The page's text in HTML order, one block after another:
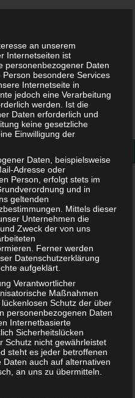
Facebook
Twitter
Fernseher
2024
an unserem
Internetseiten ist
personenbezogener Daten
besondere Services
Internetseite in
jedoch eine Verarbeitung
werden. Ist die
Daten erforderlich und
keine gesetzliche
Einwilligung der
Daten, beispielsweise
Adresse oder
Person, erfolgt stets im
und in
geltenden
Mittels dieser
Unternehmen die
Zweck der von uns
Ferner werden
Datenschutzerklärung
aufgeklärt.
Verantwortlicher
Maßnahmen
Schutz der über
personenbezogenen Daten
Internetbasierte
Sicherheitslücken
Schutz nicht gewährleistet
steht es jeder betroffenen
auch auf alternativen
an uns zu übermitteln.